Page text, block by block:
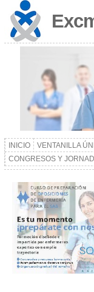
INICIO VENTANILLA
CONGRESOS Y